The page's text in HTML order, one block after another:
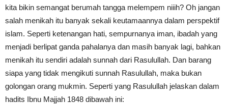
kita bikin semangat berumah tangga melempem niiih? Oh jangan
salah menikah itu banyak sekali keutamaannya dalam perspektif
islam. Seperti ketenangan hati, sempurnanya iman, ibadah yang
menjadi berlipat ganda pahalanya dan masih banyak lagi, bahkan
menikah itu sendiri adalah sunnah dari Rasulullah. Dan barang
siapa yang tidak mengikuti sunnah Rasulullah, maka bukan
golongan orang mukmin. Seperti yang Rasulullah jelaskan dalam
hadits Ibnu Majjah 1848 dibawah ini: